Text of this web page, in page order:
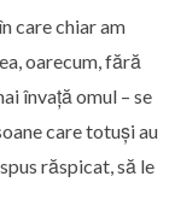
care chiar am
oarecum, fără
învață omul – se
care totuși au
răspicat, să le